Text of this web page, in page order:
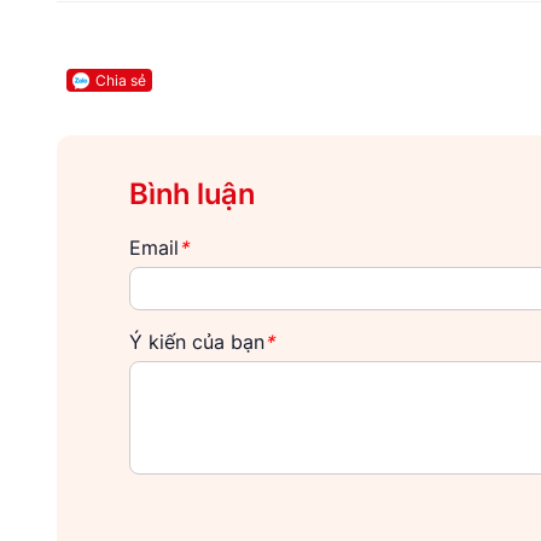
Chia sẻ
Bình luận
Email *
Ý kiến của bạn*